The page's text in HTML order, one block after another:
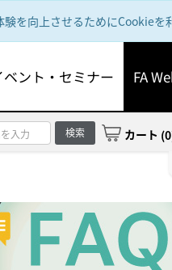
を向上させるためにCookieを
ベント・セミナー FA
検索 カート (0